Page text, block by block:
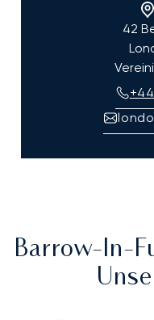
42
Barrow-In-